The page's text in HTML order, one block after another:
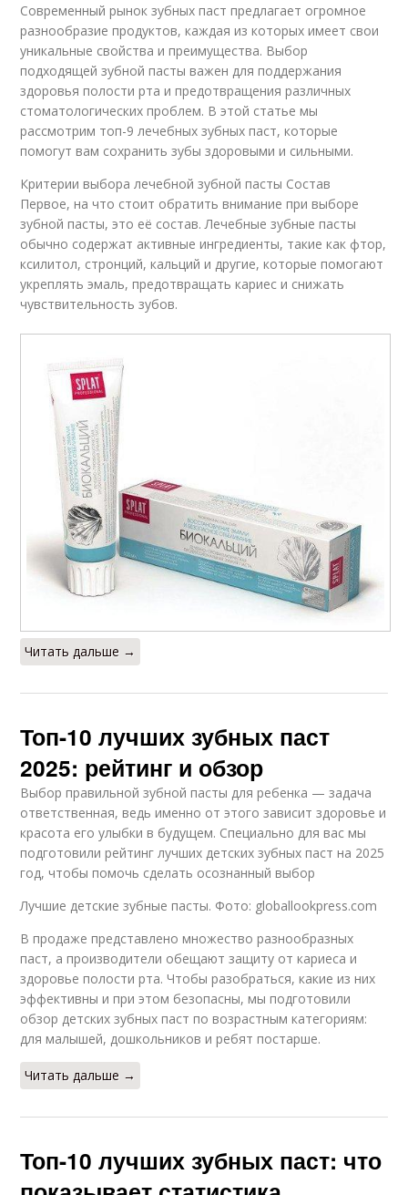
Современный рынок зубных паст предлагает огромное
разнообразие продуктов, каждая из которых имеет свои
уникальные свойства и преимущества. Выбор
подходящей зубной пасты важен для поддержания
здоровья полости рта и предотвращения различных
стоматологических проблем. В этой статье мы
рассмотрим топ-9 лечебных зубных паст, которые
помогут вам сохранить зубы здоровыми и сильными.
Критерии выбора лечебной зубной пасты Состав
Первое, на что стоит обратить внимание при выборе
зубной пасты, это её состав. Лечебные зубные пасты
обычно содержат активные ингредиенты, такие как фтор,
ксилитол, стронций, кальций и другие, которые помогают
укреплять эмаль, предотвращать кариес и снижать
чувствительность зубов.
Читать дальше →
Топ-10 лучших зубных паст
2025: рейтинг и обзор
Выбор правильной зубной пасты для ребенка — задача
ответственная, ведь именно от этого зависит здоровье и
красота его улыбки в будущем. Специально для вас мы
подготовили рейтинг лучших детских зубных паст на 2025
год, чтобы помочь сделать осознанный выбор
Лучшие детские зубные пасты. Фото: globallookpress.com
В продаже представлено множество разнообразных
паст, а производители обещают защиту от кариеса и
здоровье полости рта. Чтобы разобраться, какие из них
эффективны и при этом безопасны, мы подготовили
обзор детских зубных паст по возрастным категориям:
для малышей, дошкольников и ребят постарше.
Читать дальше →
Топ-10 лучших зубных паст: что